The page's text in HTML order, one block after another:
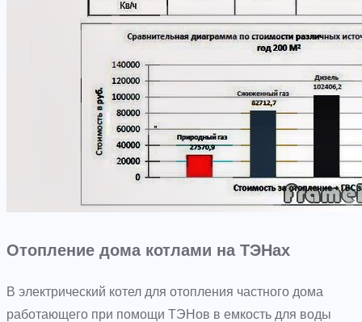
Отопление дома котлами на ТЭНах
В электрический котел для отопления частного дома
работающего при помощи ТЭНов в емкость для воды